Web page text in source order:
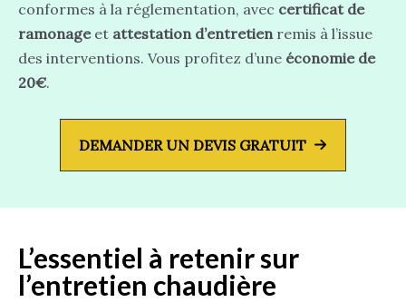
conformes à la réglementation, avec certificat de
ramonageet attestation d’entretienremis à l’issue
des interventions. Vous profitez d’une économie de
20€.
DEMANDER UN DEVIS GRATUIT
L’essentiel à retenirsur
l’entretien chaudière